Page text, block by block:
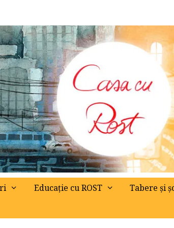
Educație cu ROST Tabere și